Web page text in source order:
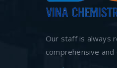
Our staff is always
comprehensive